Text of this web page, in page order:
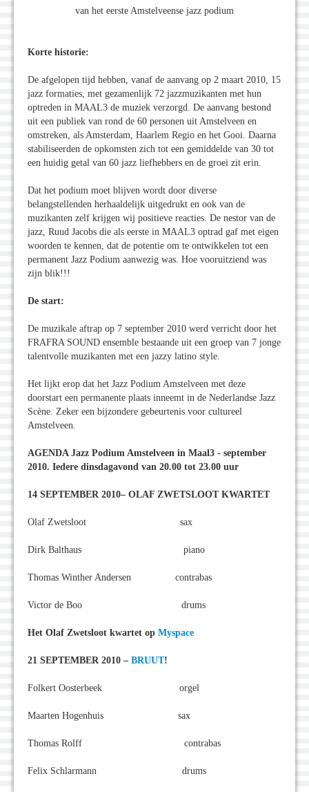
van het eerste Amstelveense jazz podium
Korte historie:
De afgelopen tijd hebben, vanaf de aanvang op 2 maart 2010, 15
jazz formaties, met gezamenlijk 72 jazzmuzikanten met hun
optreden in MAAL3 de muziek verzorgd. De aanvang bestond
uit een publiek van rond de 60 personen uit Amstelveen en
omstreken, als Amsterdam, Haarlem Regio en het Gooi. Daarna
stabiliseerden de opkomsten zich tot een gemiddelde van 30 tot
een huidig getal van 60 jazz liefhebbers en de groei zit erin.
Dat het podium moet blijven wordt door diverse
belangstellenden herhaaldelijk uitgedrukt en ook van de
muzikanten zelf krijgen wij positieve reacties. De nestor van de
jazz, Ruud Jacobs die als eerste in MAAL3 optrad gaf met eigen
woorden te kennen, dat de potentie om te ontwikkelen tot een
permanent Jazz Podium aanwezig was. Hoe vooruitziend was
zijn blik!!!
De start:
De muzikale aftrap op 7 september 2010 werd verricht door het
FRAFRA SOUND ensemble bestaande uit een groep van 7 jonge
talentvolle muzikanten met een jazzy latino style.
Het lijkt erop dat het Jazz Podium Amstelveen met deze
doorstart een permanente plaats inneemt in de Nederlandse Jazz
Scène. Zeker een bijzondere gebeurtenis voor cultureel
Amstelveen.
AGENDA Jazz Podium Amstelveen in Maal3 - september
2010. Iedere dinsdagavond van 20.00 tot 23.00 uur
14 SEPTEMBER 2010– OLAF ZWETSLOOT KWARTET
Olaf Zwetsloot sax
Dirk Balthaus piano
Thomas Winther Andersen contrabas
Victor de Boo drums
Het Olaf Zwetsloot kwartet op Myspace
21 SEPTEMBER 2010 – BRUUT!
Folkert Oosterbeek orgel
Maarten Hogenhuis sax
Thomas Rolff contrabas
Felix Schlarmann drums